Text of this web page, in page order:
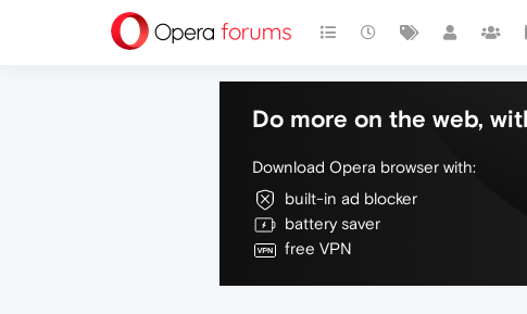
Do more on the web,
Download Opera browser with:
built-in ad blocker
battery saver
free VPN